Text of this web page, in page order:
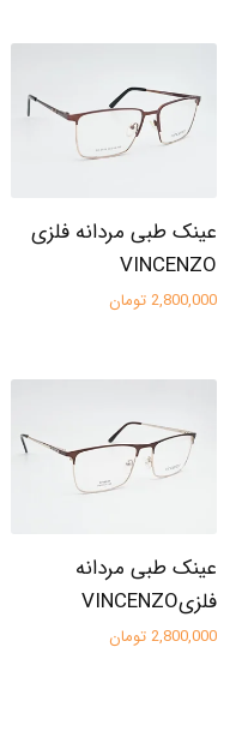
عینک طبی مردانه فلزی
VINCENZO
2,800,000 تومان
عینک طبی مردانه
فلزیVINCENZO
2,800,000 تومان